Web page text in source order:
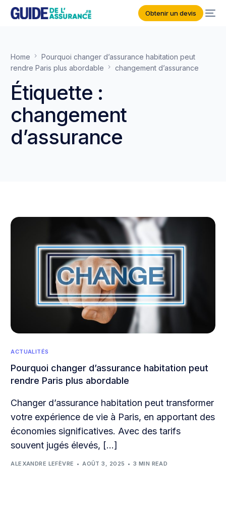
Obtenir un devis
Home
Pourquoi changer d’assurance habitation peut
rendre Paris plus abordable
changement d’assurance
Étiquette :
changement
d’assurance
ACTUALITÉS
Pourquoi changer d’assurance habitation peut
rendre Paris plus abordable
Changer d’assurance habitation peut transformer
votre expérience de vie à Paris, en apportant des
économies significatives. Avec des tarifs
souvent jugés élevés, […]
ALEXANDRE LEFÈVRE AOÛT 3, 2025 3 MIN READ